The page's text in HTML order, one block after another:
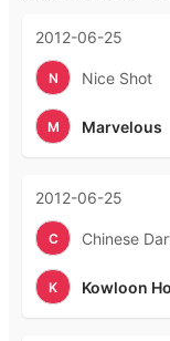
2012-06-25
N Nice Shot
M Marvelous
2012-06-25
C Chinese
K Kowloon